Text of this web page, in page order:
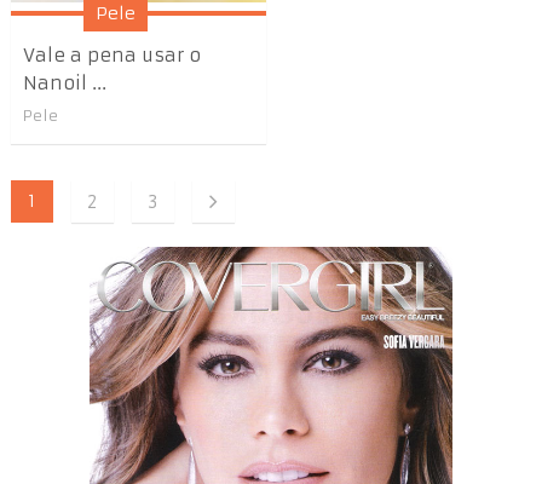
Pele
Vale a pena usar o
Nanoil ...
Pele
1 2 3